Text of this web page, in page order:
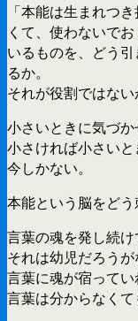
「本能は生まれつ
くて、使わないで
いるものを、どう
るか。
それが役割ではない
小さいときに気づか
小さければ小さいと
今しかない。
本能という脳をどう
言葉の魂を発し続け
それは幼児だろうが
言葉に魂が宿ってい
言葉は分からなくて